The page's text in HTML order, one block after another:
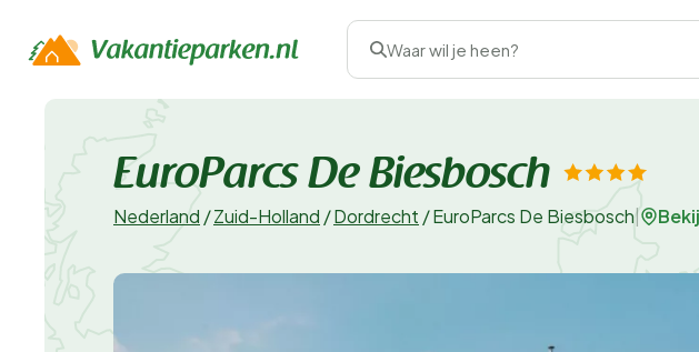
Waar wil je heen?
EuroParcs De Biesbosch
Nederland /Zuid-Holland /Dordrecht /EuroParcs De Biesbosch